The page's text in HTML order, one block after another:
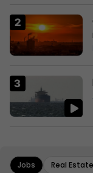
Jobs Real Estate